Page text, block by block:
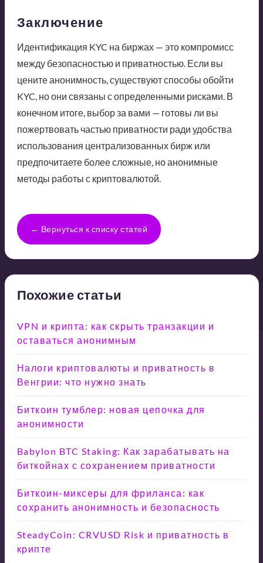
Заключение
Идентификация KYC на биржах — это компромисс
между безопасностью и приватностью. Если вы
цените анонимность, существуют способы обойти
KYC, но они связаны с определенными рисками. В
конечном итоге, выбор за вами — готовы ли вы
пожертвовать частью приватности ради удобства
использования централизованных бирж или
предпочитаете более сложные, но анонимные
методы работы с криптовалютой.
← Вернуться к списку статей
Похожие статьи
VPN и крипта: как скрыть транзакции и
оставаться анонимным
Налоги криптовалюты и приватность в
Венгрии: что нужно знать
Биткоин тумблер: новая цепочка для
анонимности
Babylon BTC Staking: Как зарабатывать на
биткойнах с сохранением приватности
Биткоин-миксеры для фриланса: как
сохранить анонимность и безопасность
SteadyCoin: CRVUSD Risk и приватность в
крипте